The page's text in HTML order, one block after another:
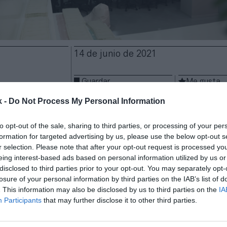
- Do Not Process My Personal Information
opt-out of the sale, sharing to third parties, or processing of your
for targeted advertising by us, please use the below opt-out
selection. Please note that after your opt-out request is processed
interest-based ads based on personal information utilized by us
to third parties prior to your opt-out. You may separately
of your personal information by third parties on the IAB’s list of
This information may also be disclosed by us to third parties on the
Participants that may further disclose it to other third parties.
14 de junio de 2021
Guardar Me gusta
ha incorporado a Omega Capital, elfamily office
ha informado en un comunicado. Se desconoce
ha adquirido, aunque fuentes de la entidad han
minoritaria y los cuatro fundadores mantienen
produce una semana después de que Heretics
ejecutivos de grandes empresas a través del
Rodríguez Zapatero, expresidente de Google